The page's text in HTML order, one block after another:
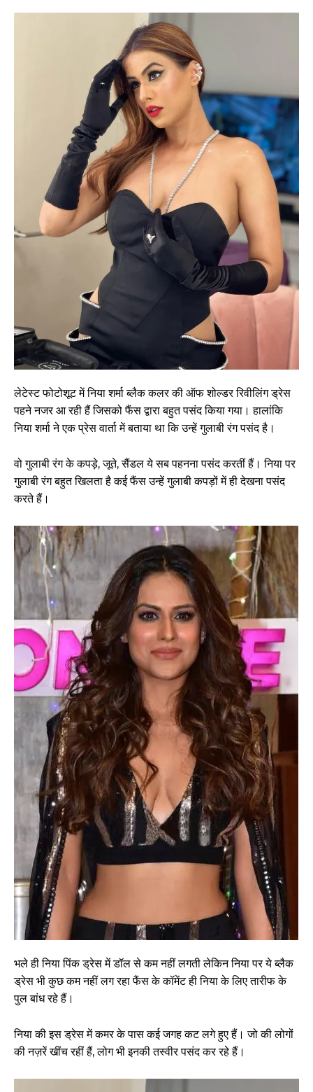
लेटेस्ट फोटोशूट में निया शर्मा ब्लैक कलर की ऑफ शोल्डर रिवीलिंग ड्रेस
पहने नजर आ रही हैं जिसको फैंस द्वारा बहुत पसंद किया गया। हालांकि
निया शर्मा ने एक प्रेस वार्ता में बताया था कि उन्हें गुलाबी रंग पसंद है।
वो गुलाबी रंग के कपड़े, जूते, सैंडल ये सब पहनना पसंद करतीं हैं। निया पर
गुलाबी रंग बहुत खिलता है कई फैंस उन्हें गुलाबी कपड़ों में ही देखना पसंद
करते हैं।
भले ही निया पिंक ड्रेस में डॉल से कम नहीं लगती लेकिन निया पर ये ब्लैक
ड्रेस भी कुछ कम नहीं लग रहा फैंस के कॉमेंट ही निया के लिए तारीफ के
पुल बांध रहे हैं।
निया की इस ड्रेस में कमर के पास कई जगह कट लगे हुए हैं। जो की लोगों
की नज़रें खींच रहीं हैं, लोग भी इनकी तस्वीर पसंद कर रहे हैं।